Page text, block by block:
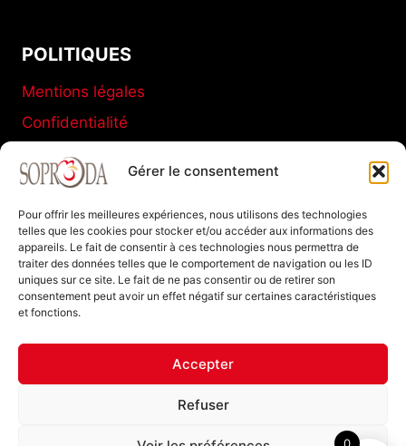
Gérer le consentement
Pour offrir les meilleures expériences, nous utilisons des technologies
telles que les cookies pour stocker et/ou accéder aux informations des
appareils. Le fait de consentir à ces technologies nous permettra de
traiter des données telles que le comportement de navigation ou les ID
uniques sur ce site. Le fait de ne pas consentir ou de retirer son
consentement peut avoir un effet négatif sur certaines caractéristiques
et fonctions.
Accepter
Refuser
POLITIQUES
Mentions légales
Confidentialité
Conditions générales de vente
Politique de cookies (UE)
SOPRODA
11 C Boulevard de La Marne
77120 Coulommiers FRANCE
Tel : +33 (0)1 64 20 94 40